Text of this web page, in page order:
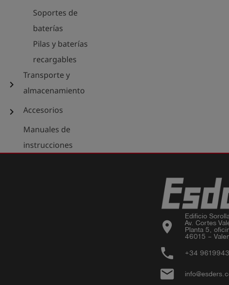
Soportes de
baterías
Pilas y baterías
recargables
chevron_right
Transporte y
almacenamiento
chevron_right
Accesorios
Manuales de
instrucciones
location_on
Edificio
Av. Cortes
Planta 5,
46015 –
phone +34
email